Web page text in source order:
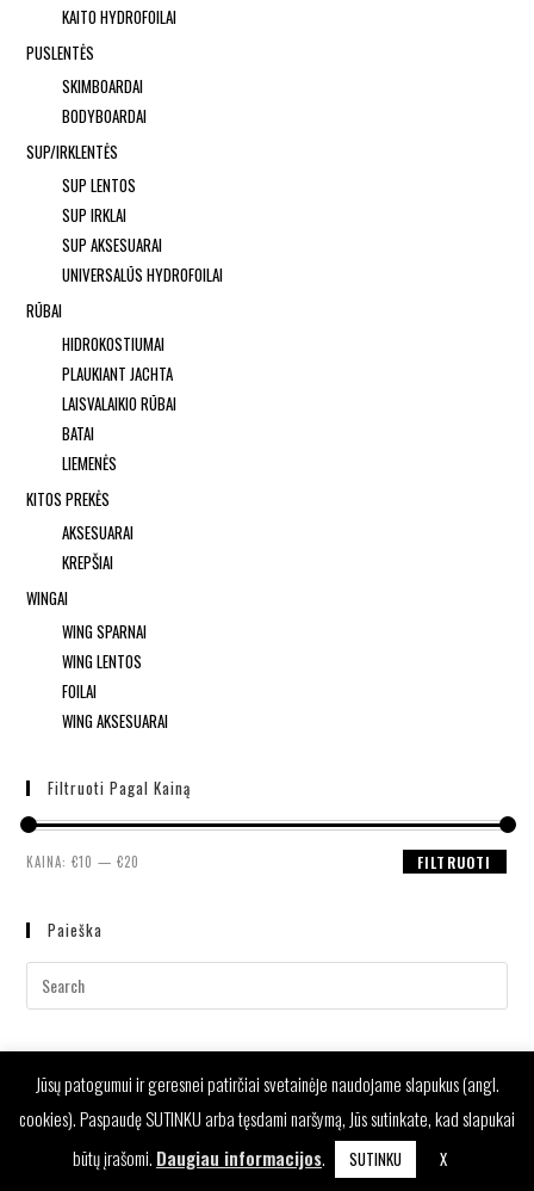
KAITO HYDROFOILAI
PUSLENTĖS
SKIMBOARDAI
BODYBOARDAI
SUP/IRKLENTĖS
SUP LENTOS
SUP IRKLAI
SUP AKSESUARAI
UNIVERSALŪS HYDROFOILAI
RŪBAI
HIDROKOSTIUMAI
PLAUKIANT JACHTA
LAISVALAIKIO RŪBAI
BATAI
LIEMENĖS
KITOS PREKĖS
AKSESUARAI
KREPŠIAI
WINGAI
WING SPARNAI
WING LENTOS
FOILAI
WING AKSESUARAI
Filtruoti Pagal Kainą
FILTRUOTI
KAINA:€10 —€20
Paieška
Jūsų patogumui ir geresnei patirčiai svetainėje naudojame slapukus (angl.
cookies). Paspaudę SUTINKU arba tęsdami naršymą, Jūs sutinkate, kad slapukai
būtų įrašomi. Daugiau informacijos. SUTINKU X